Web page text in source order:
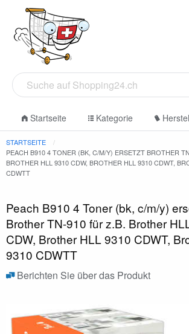
Startseite Kategorie
STARTSEITE
PEACH B910 4 TONER (BK, C/M/Y) ERSETZT BROTHER
BROTHER HLL 9310 CDW, BROTHER HLL 9310 CDWT,
CDWTT
Peach B910 4 Toner (bk, c/m/y)
Brother TN-910 für z.B. Brother
CDW, Brother HLL 9310 CDWT,
9310 CDWTT
Berichten Sie über das Produkt